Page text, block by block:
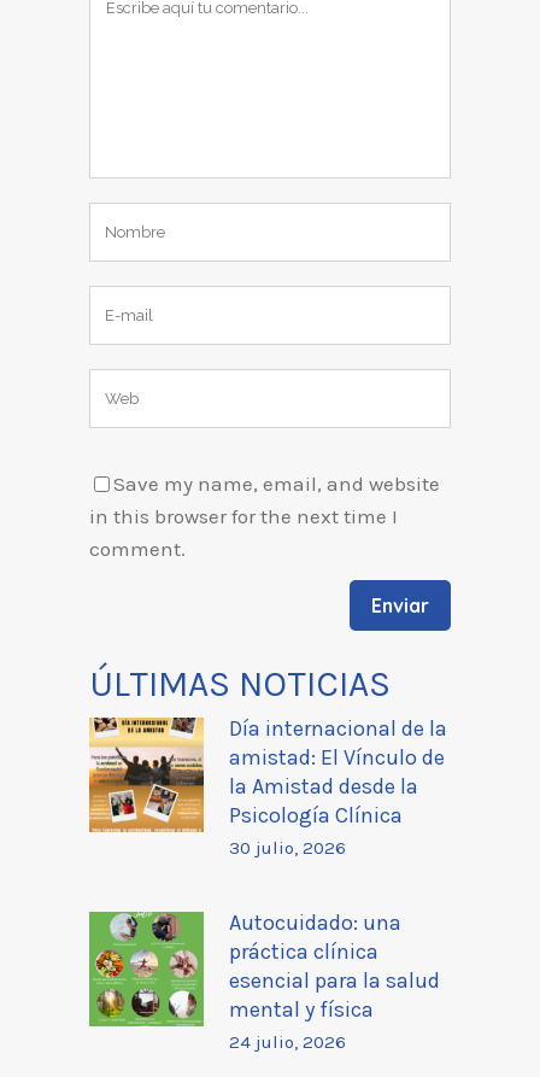
Save my name, email, and website
in this browser for the next time I
comment.
ÚLTIMAS NOTICIAS
Día internacional de la
amistad: El Vínculo de
la Amistad desde la
Psicología Clínica
30 julio, 2026
Autocuidado: una
práctica clínica
esencial para la salud
mental y física
24 julio, 2026